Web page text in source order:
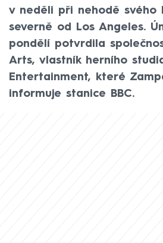
v neděli při nehodě svého
severně od Los Angeles.
pondělí potvrdila
Arts, vlastník herního
Entertainment, které
informuje stanice BBC.